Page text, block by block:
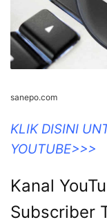
sanepo.com
KLIK DISINI
YOUTUBE>>>
Kanal
Subscriber